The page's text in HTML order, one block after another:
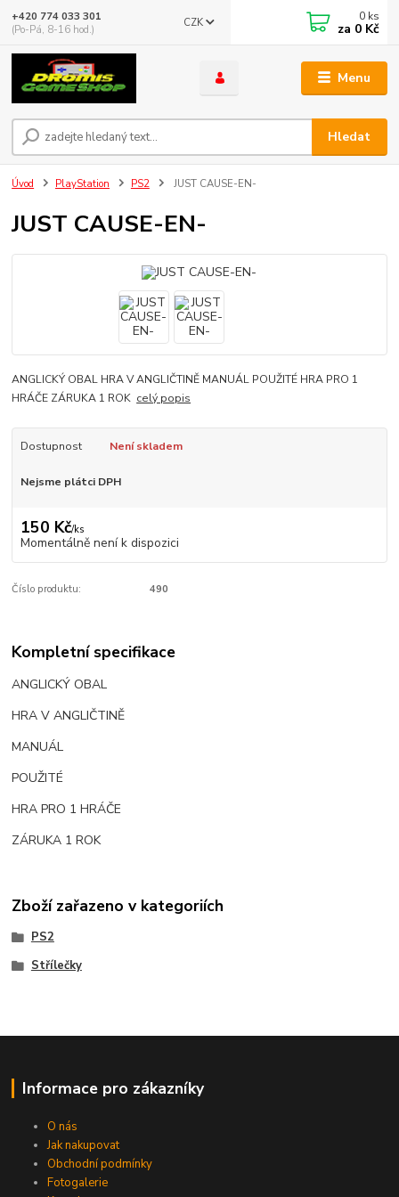
Menu
CZK
Hledat
+420 774 033 301
(Po-Pá, 8-16 hod.)
0 ks
za 0 Kč
Úvod PlayStation PS2 JUST CAUSE-EN-
JUST CAUSE-EN-
ANGLICKÝ OBAL HRA V ANGLIČTINĚ MANUÁL POUŽITÉ HRA PRO 1
HRÁČE ZÁRUKA 1 ROK celý popis
Dostupnost Není skladem
Nejsme plátci DPH
150 Kč/ks
Momentálně není k dispozici
Číslo produktu: 490
Kompletní specifikace
ANGLICKÝ OBAL
HRA V ANGLIČTINĚ
MANUÁL
POUŽITÉ
HRA PRO 1 HRÁČE
ZÁRUKA 1 ROK
Zboží zařazeno v kategoriích
PS2
Střílečky
Informace pro zákazníky
O nás
Jak nakupovat
Obchodní podmínky
Fotogalerie